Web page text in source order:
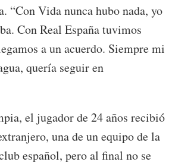
“Con Vida nunca hubo nada, yo
Con Real España tuvimos
a un acuerdo. Siempre mi
quería seguir en
el jugador de 24 años recibió
una de un equipo de la
español, pero al final no se